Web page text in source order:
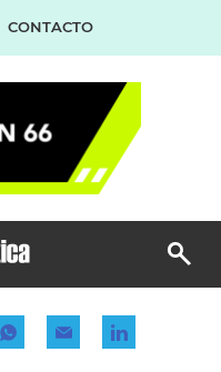
CONTACTO